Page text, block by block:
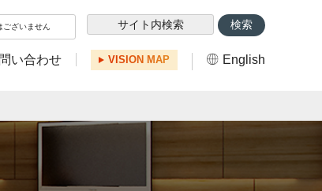
い合わせ VISION MAP English
ございません